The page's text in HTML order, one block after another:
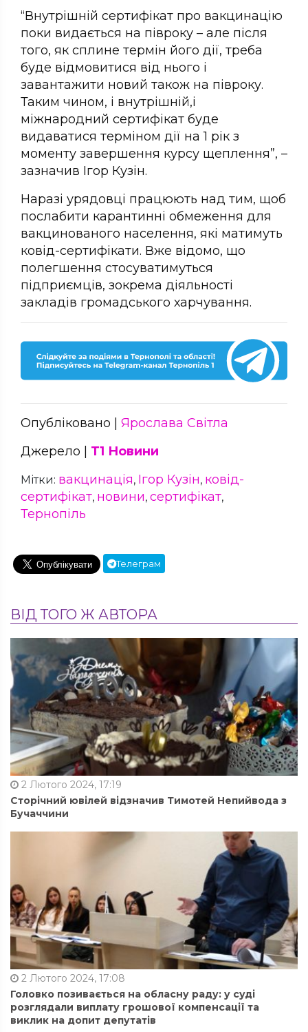
“Внутрішній сертифікат про вакцинацію
поки видається на півроку – але після
того, як сплине термін його дії, треба
буде відмовитися від нього і
завантажити новий також на півроку.
Таким чином, і внутрішній,і
міжнародний сертифікат буде
видаватися терміном дії на 1 рік з
моменту завершення курсу щеплення”, –
зазначив Ігор Кузін.
Наразі урядовці працюють над тим, щоб
послабити карантинні обмеження для
вакцинованого населення, які матимуть
ковід-сертифікати. Вже відомо, що
полегшення стосуватимуться
підприємців, зокрема діяльності
закладів громадського харчування.
Опубліковано | Ярослава Світла
Джерело | Т1 Новини
Мітки: вакцинація, Ігор Кузін, ковід-
сертифікат, новини, сертифікат,
Тернопіль
Телеграм
ВІД ТОГО Ж АВТОРА
2 Лютого 2024, 17:19
Сторічний ювілей відзначив Тимотей Непийвода з
Бучаччини
2 Лютого 2024, 17:08
Головко позивається на обласну раду: у суді
розглядали виплату грошової компенсації та
виклик на допит депутатів